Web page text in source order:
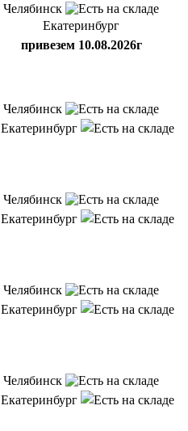
Челябинск
Екатеринбург
привезем 10.08.2026г
Челябинск
Екатеринбург
Челябинск
Екатеринбург
Челябинск
Екатеринбург
Челябинск
Екатеринбург